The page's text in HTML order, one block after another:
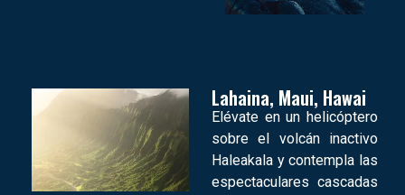
Lahaina, Maui, Hawai
Elévate en un helicóptero
sobre el volcán inactivo
Haleakala y contempla las
espectaculares cascadas